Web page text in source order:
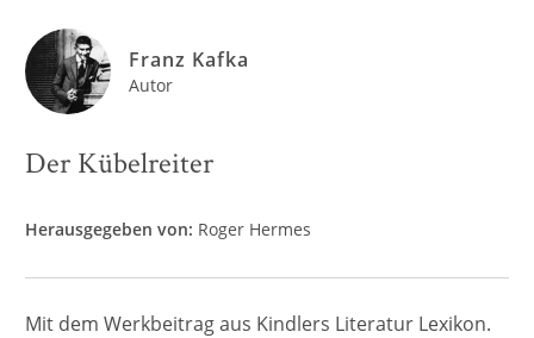
Franz Kafka
Autor
Der Kübelreiter
Herausgegeben von: Roger Hermes
Mit dem Werkbeitrag aus Kindlers Literatur Lexikon.